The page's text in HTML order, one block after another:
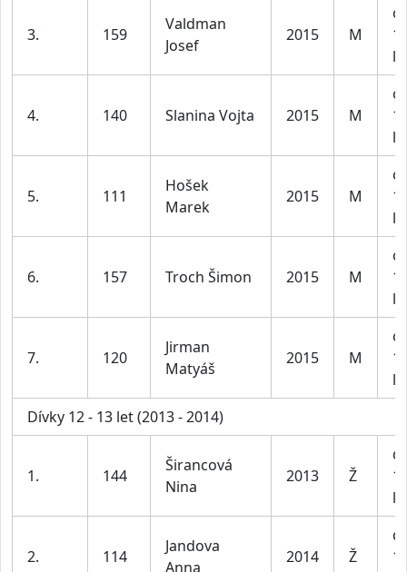
3. 159
Valdman
Josef
2015 M
4. 140 Slanina Vojta 2015 M
5. 111
Hošek
Marek
2015 M
6. 157 Troch Šimon 2015 M
7. 120
Jirman
Matyáš
2015 M
Dívky 12 - 13 let (2013 - 2014)
1. 144
Širancová
Nina
2013 Ž
2. 114
Jandova
Anna
2014 Ž